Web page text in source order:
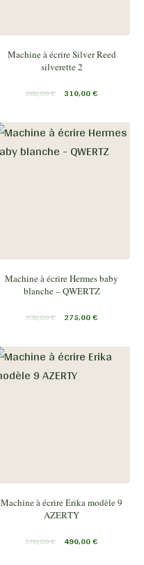
Machine à écrire Silver Reed
silverette 2
380,00€ 310,00€
Machine à écrire Hermes baby
blanche – QWERTZ
330,00€ 275,00€
Machine à écrire Erika modèle 9
AZERTY
590,00€ 490,00€